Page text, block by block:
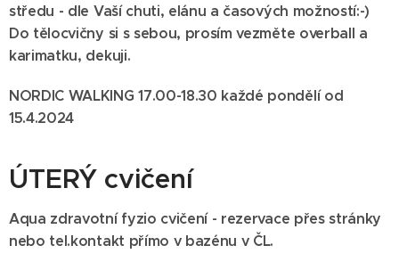
středu - dle Vaší chuti, elánu a časových možností:-)
Do tělocvičny si s sebou, prosím vezměte overball a
karimatku, dekuji.
NORDIC WALKING 17.00-18.30 každé pondělí od
15.4.2024
ÚTERÝ cvičení
Aqua zdravotní fyzio cvičení - rezervace přes stránky
nebo tel.kontakt přímo v bazénu v ČL.